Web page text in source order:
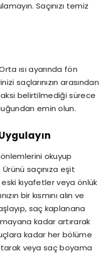
Saçınızı temiz
ısı ayarında fön
saçlarınızın arasından
belirtilmediği sürece
emin olun.
okuyup
saçınıza eşit
kıyafetler veya önlük
bir kısmını alın ve
saç kaplanana
kadar artırarak
kadar her bölüme
veya saç boyama